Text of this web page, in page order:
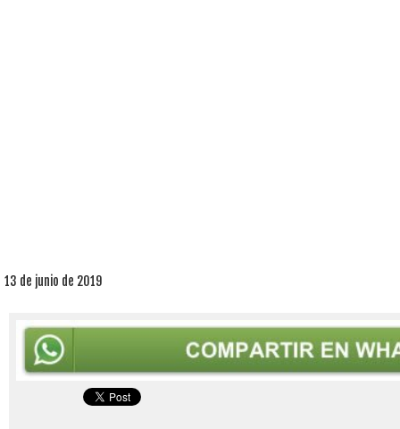
13 de junio de 2019